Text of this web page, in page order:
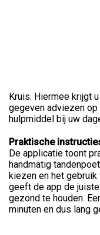
Kruis. Hiermee krijgt
gegeven adviezen op
hulpmiddel bij uw
Praktische
De applicatie toont
handmatig
kiezen en het
geeft de app de
gezond te houden.
minuten en dus lang